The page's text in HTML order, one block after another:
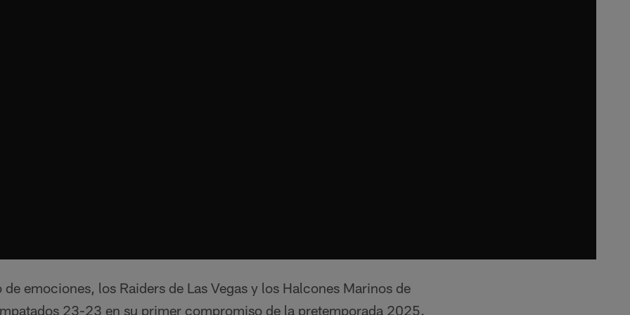
emociones, los Raiders de Las Vegas y los Halcones Marinos de
23-23 en su primer compromiso de la pretemporada 2025.